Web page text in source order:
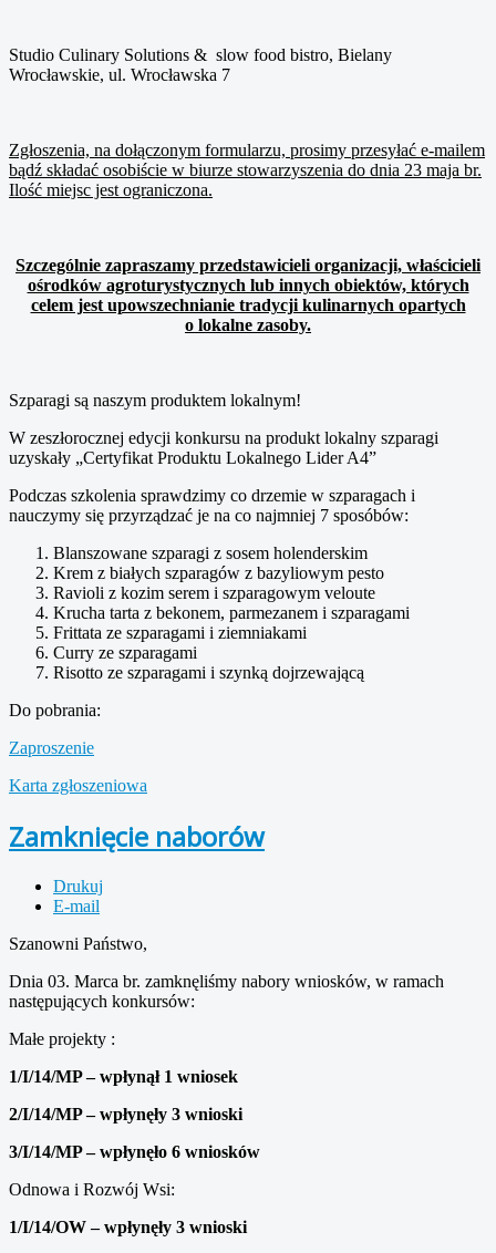
Studio Culinary Solutions & slow food bistro, Bielany
Wrocławskie, ul. Wrocławska 7
Zgłoszenia, na dołączonym formularzu, prosimy przesyłać e-mailem
bądź składać osobiście w biurze stowarzyszenia do dnia 23 maja br.
Ilość miejsc jest ograniczona.
Szczególnie zapraszamy przedstawicieli organizacji, właścicieli
ośrodków agroturystycznych lub innych obiektów, których
celem jest upowszechnianie tradycji kulinarnych opartych
o lokalne zasoby.
Szparagi są naszym produktem lokalnym!
W zeszłorocznej edycji konkursu na produkt lokalny szparagi
uzyskały „Certyfikat Produktu Lokalnego Lider A4”
Podczas szkolenia sprawdzimy co drzemie w szparagach i
nauczymy się przyrządzać je na co najmniej 7 sposóbów:
Blanszowane szparagi z sosem holenderskim
Krem z białych szparagów z bazyliowym pesto
Ravioli z kozim serem i szparagowym veloute
Krucha tarta z bekonem, parmezanem i szparagami
Frittata ze szparagami i ziemniakami
Curry ze szparagami
Risotto ze szparagami i szynką dojrzewającą
Do pobrania:
Zaproszenie
Karta zgłoszeniowa
Zamknięcie naborów
Drukuj
E-mail
Szanowni Państwo,
Dnia 03. Marca br. zamknęliśmy nabory wniosków, w ramach
następujących konkursów:
Małe projekty :
1/I/14/MP – wpłynął 1 wniosek
2/I/14/MP – wpłynęły 3 wnioski
3/I/14/MP – wpłynęło 6 wniosków
Odnowa i Rozwój Wsi:
1/I/14/OW – wpłynęły 3 wnioski